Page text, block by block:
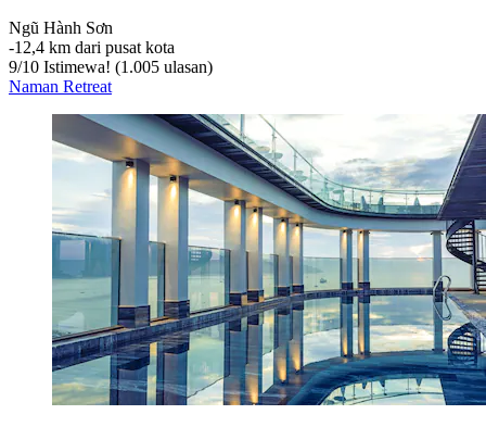
Ngũ Hành Sơn
‐12,4 km dari pusat kota
9/10 Istimewa! (1.005 ulasan)
Naman Retreat